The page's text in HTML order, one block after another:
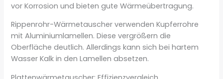
vor Korrosion und bieten gute Wärmeübertragung.
Rippenrohr-Wärmetauscher verwenden Kupferrohre
mit Aluminiumlamellen. Diese vergrößern die
Oberfläche deutlich. Allerdings kann sich bei hartem
Wasser Kalk in den Lamellen absetzen.